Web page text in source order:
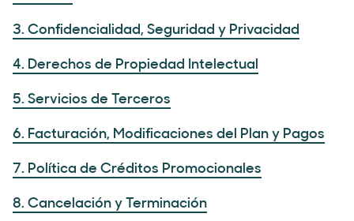
3. Confidencialidad, Seguridad y Privacidad
4. Derechos de Propiedad Intelectual
5. Servicios de Terceros
6. Facturación, Modificaciones del Plan y Pagos
7. Política de Créditos Promocionales
8. Cancelación y Terminación